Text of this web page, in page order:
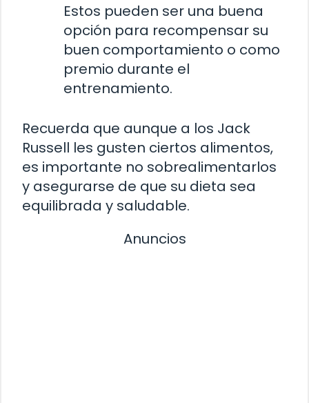
Estos pueden ser una buena
opción para recompensar su
buen comportamiento o como
premio durante el
entrenamiento.
Recuerda que aunque a los Jack
Russell les gusten ciertos alimentos,
es importante no sobrealimentarlos
y asegurarse de que su dieta sea
equilibrada y saludable.
Anuncios